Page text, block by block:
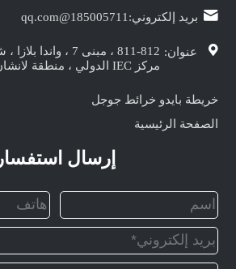
بريد إلكتروني: 185005711@qq.com
عنوان: 811-812 ، مبنى 7 ، واندا بلازا ، شارع تايآن تايشان
مركز IEC الدولي ، منطقة لانشان ، ليني 1421
خريطة بايدو خرائط جوجل
الصفحة الرئيسية
إرسال استفسار